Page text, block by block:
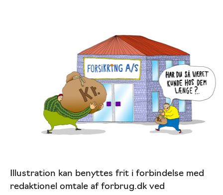
Illustration kan benyttes frit i forbindelse med
redaktionel omtale af forbrug.dk ved